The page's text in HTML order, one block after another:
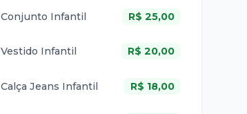
Conjunto Infantil R$ 25,00
Vestido Infantil R$ 20,00
Calça Jeans Infantil R$ 18,00